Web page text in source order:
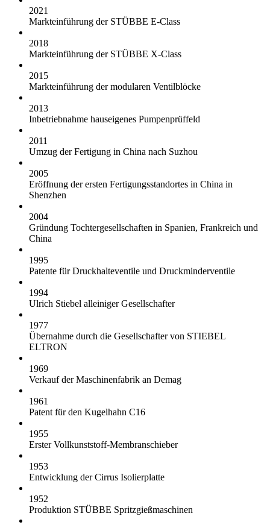
2021
Markteinführung der STÜBBE E-Class
2018
Markteinführung der STÜBBE X-Class
2015
Markteinführung der modularen Ventilblöcke
2013
Inbetriebnahme hauseigenes Pumpenprüffeld
2011
Umzug der Fertigung in China nach Suzhou
2005
Eröffnung der ersten Fertigungsstandortes in China in
Shenzhen
2004
Gründung Tochtergesellschaften in Spanien, Frankreich und
China
1995
Patente für Druckhalteventile und Druckminderventile
1994
Ulrich Stiebel alleiniger Gesellschafter
1977
Übernahme durch die Gesellschafter von STIEBEL
ELTRON
1969
Verkauf der Maschinenfabrik an Demag
1961
Patent für den Kugelhahn C16
1955
Erster Vollkunststoff-Membranschieber
1953
Entwicklung der Cirrus Isolierplatte
1952
Produktion STÜBBE Spritzgießmaschinen